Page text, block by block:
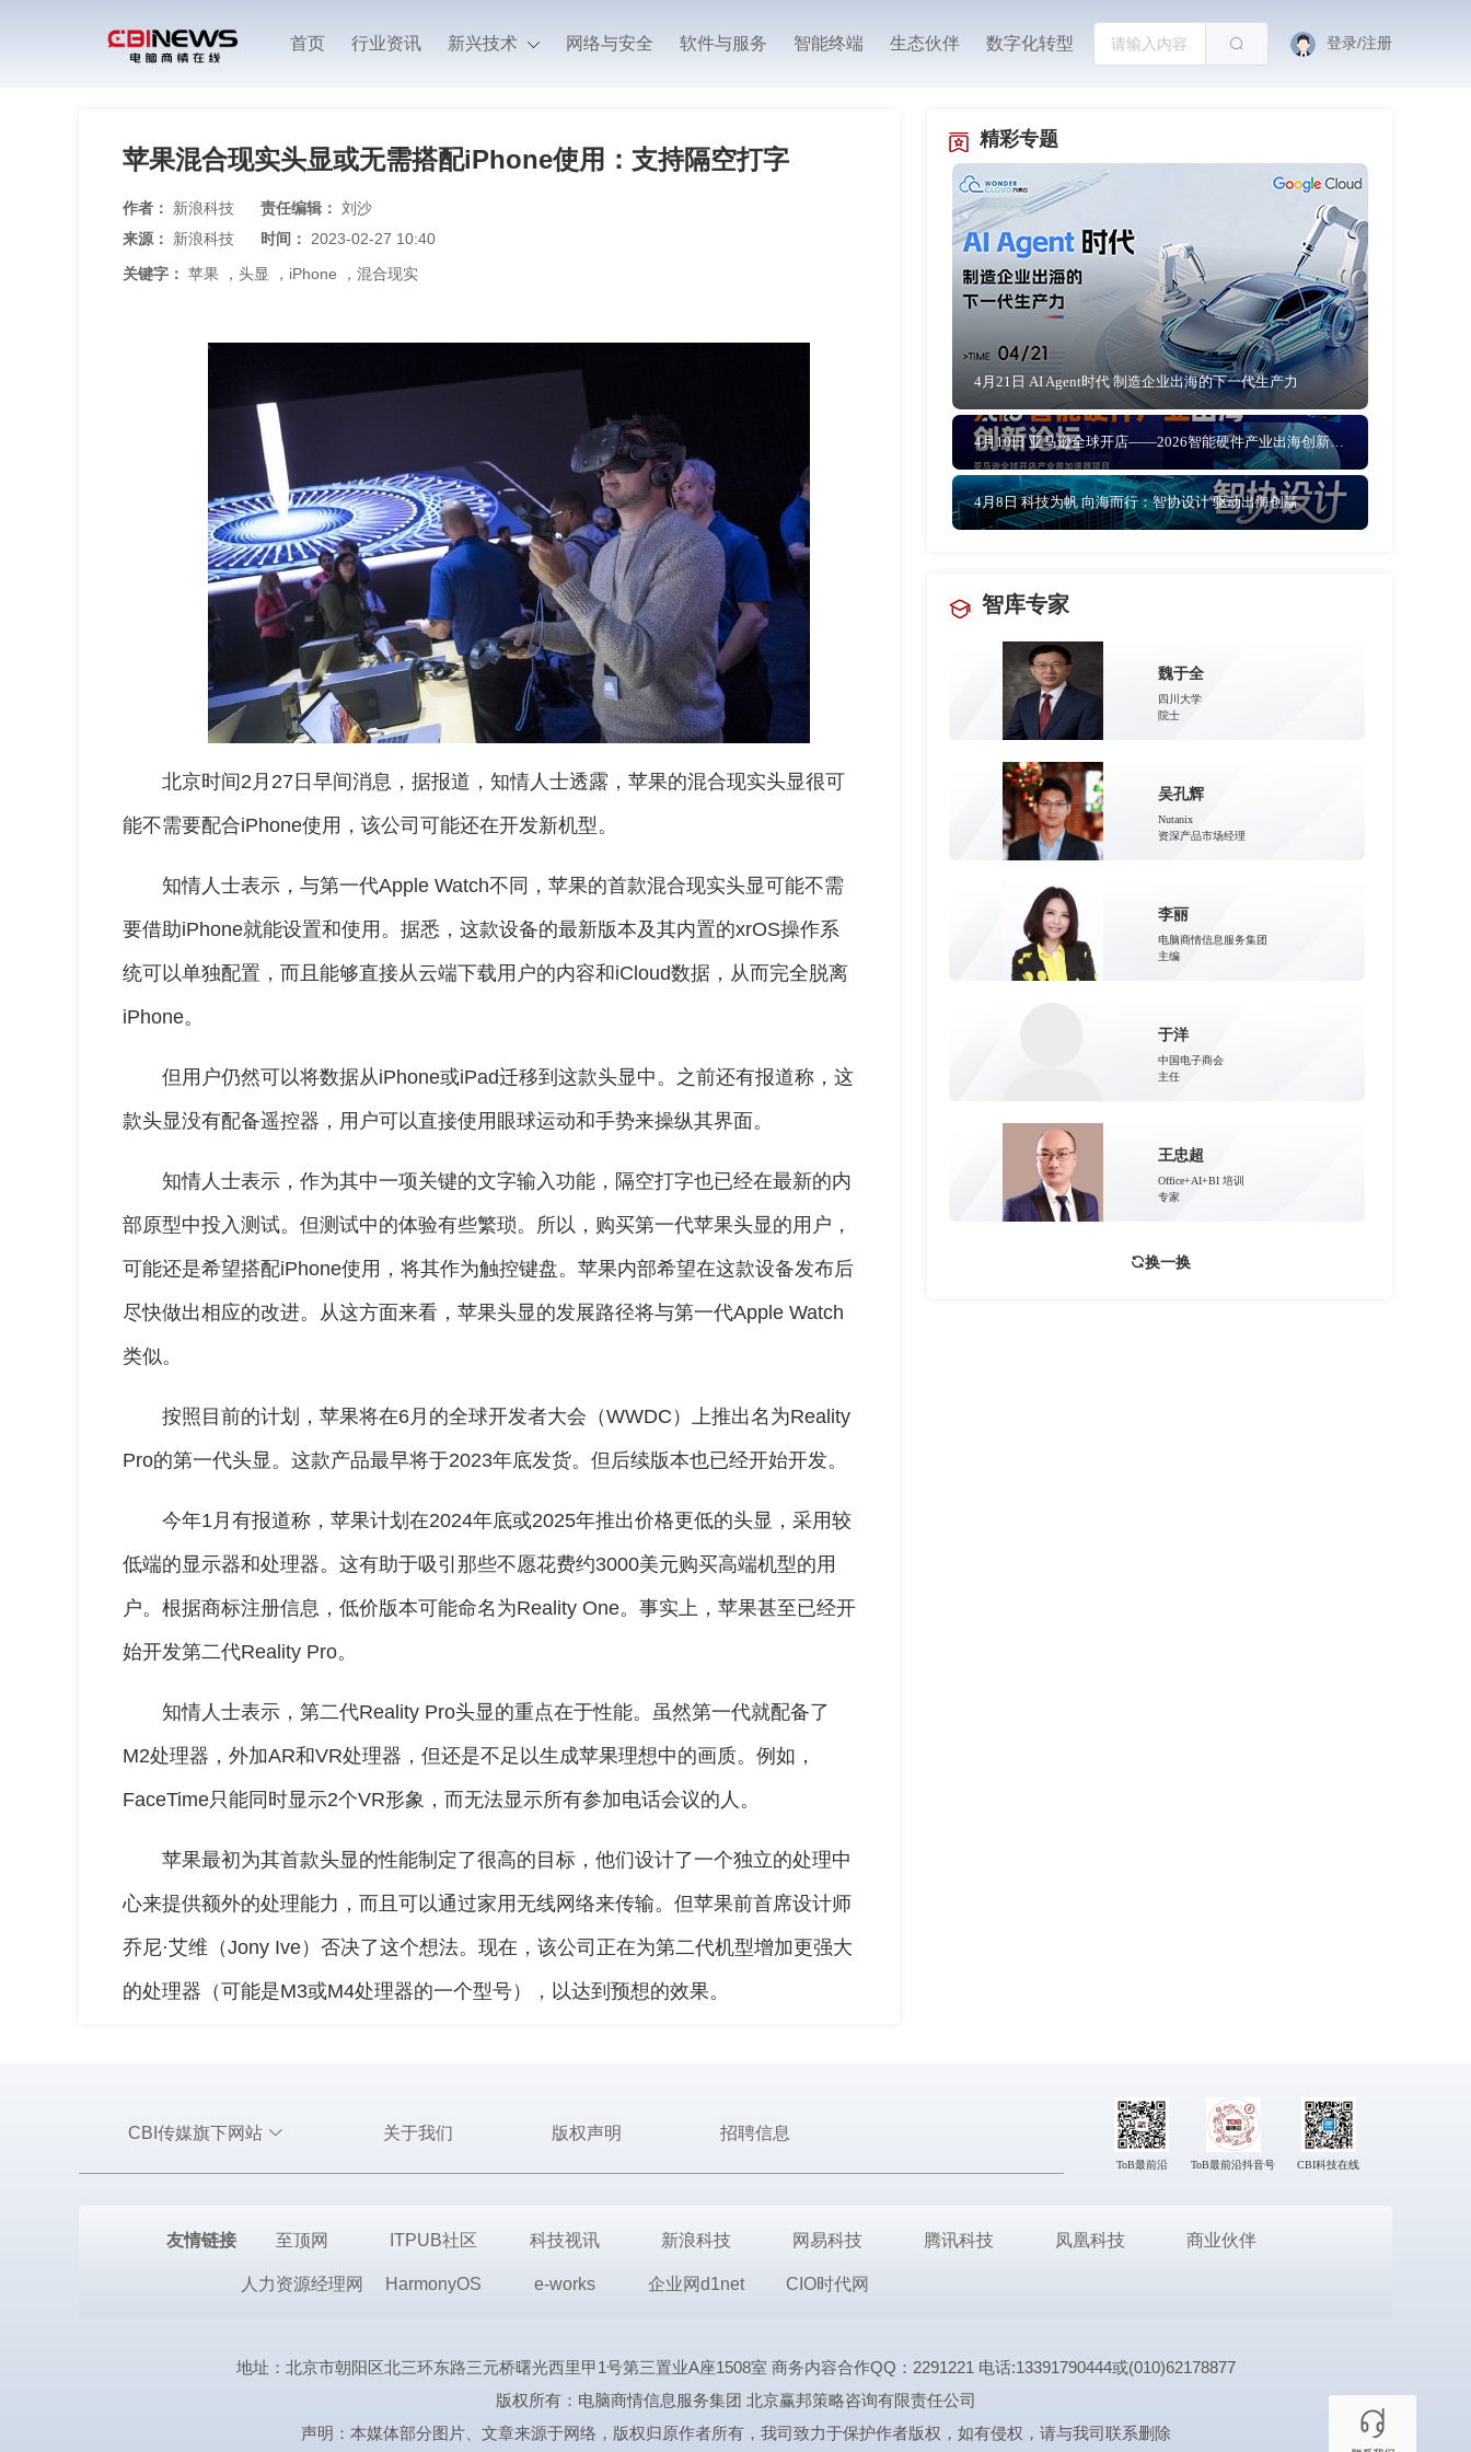
首页 行业资讯 新兴技术 网络与安全 软件与服务 智能终端 生态伙伴 数字化转型 登录/注册
苹果混合现实头显或无需搭配iPhone使用：支持隔空打字
作者： 新浪科技 责任编辑： 刘沙
来源： 新浪科技 时间： 2023-02-27 10:40
关键字： 苹果 ， 头显 ， iPhone ， 混合现实
北京时间2月27日早间消息，据报道，知情人士透露，苹果的混合现实头显很可
能不需要配合iPhone使用，该公司可能还在开发新机型。
知情人士表示，与第一代Apple Watch不同，苹果的首款混合现实头显可能不需
要借助iPhone就能设置和使用。据悉，这款设备的最新版本及其内置的xrOS操作系
统可以单独配置，而且能够直接从云端下载用户的内容和iCloud数据，从而完全脱离
iPhone。
但用户仍然可以将数据从iPhone或iPad迁移到这款头显中。之前还有报道称，这
款头显没有配备遥控器，用户可以直接使用眼球运动和手势来操纵其界面。
知情人士表示，作为其中一项关键的文字输入功能，隔空打字也已经在最新的内
部原型中投入测试。但测试中的体验有些繁琐。所以，购买第一代苹果头显的用户，
可能还是希望搭配iPhone使用，将其作为触控键盘。苹果内部希望在这款设备发布后
尽快做出相应的改进。从这方面来看，苹果头显的发展路径将与第一代Apple Watch
类似。
按照目前的计划，苹果将在6月的全球开发者大会（WWDC）上推出名为Reality
Pro的第一代头显。这款产品最早将于2023年底发货。但后续版本也已经开始开发。
今年1月有报道称，苹果计划在2024年底或2025年推出价格更低的头显，采用较
低端的显示器和处理器。这有助于吸引那些不愿花费约3000美元购买高端机型的用
户。根据商标注册信息，低价版本可能命名为Reality One。事实上，苹果甚至已经开
始开发第二代Reality Pro。
知情人士表示，第二代Reality Pro头显的重点在于性能。虽然第一代就配备了
M2处理器，外加AR和VR处理器，但还是不足以生成苹果理想中的画质。例如，
FaceTime只能同时显示2个VR形象，而无法显示所有参加电话会议的人。
苹果最初为其首款头显的性能制定了很高的目标，他们设计了一个独立的处理中
心来提供额外的处理能力，而且可以通过家用无线网络来传输。但苹果前首席设计师
乔尼·艾维（Jony Ive）否决了这个想法。现在，该公司正在为第二代机型增加更强大
的处理器（可能是M3或M4处理器的一个型号），以达到预想的效果。
精彩专题
4月21日 AI Agent时代 制造企业出海的下一代生产力
4月10日 亚马逊全球开店——2026智能硬件产业出海创新论坛
4月8日 科技为帆 向海而行：智协设计 驱动出海创赢
智库专家
魏于全
四川大学
院士
吴孔辉
Nutanix
资深产品市场经理
李丽
电脑商情信息服务集团
主编
于洋
中国电子商会
主任
王忠超
Office+AI+BI 培训
专家
换一换
CBI传媒旗下网站 关于我们 版权声明 招聘信息
ToB最前沿 ToB最前沿抖音号 CBI科技在线
友情链接 至顶网 ITPUB社区 科技视讯 新浪科技 网易科技 腾讯科技 凤凰科技 商业伙伴
人力资源经理网 HarmonyOS e-works 企业网d1net CIO时代网
地址：北京市朝阳区北三环东路三元桥曙光西里甲1号第三置业A座1508室 商务内容合作QQ：2291221 电话:13391790444或(010)62178877
版权所有：电脑商情信息服务集团 北京赢邦策略咨询有限责任公司
声明：本媒体部分图片、文章来源于网络，版权归原作者所有，我司致力于保护作者版权，如有侵权，请与我司联系删除